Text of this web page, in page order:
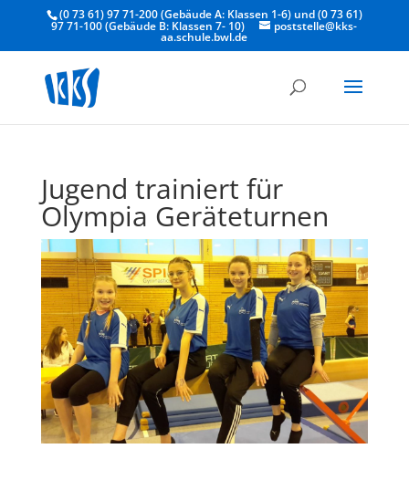
(0 73 61) 97 71-200 (Gebäude A: Klassen 1-6) und (0 73 61)
97 71-100 (Gebäude B: Klassen 7- 10) poststelle@kks-
aa.schule.bwl.de
Jugend trainiert für
Olympia Geräteturnen